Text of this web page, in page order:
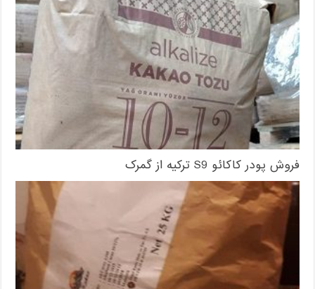
فروش پودر کاکائو S9 ترکیه از گمرک